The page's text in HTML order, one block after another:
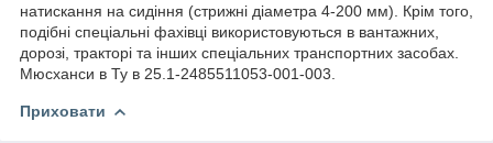
натискання на сидіння (стрижні діаметра 4-200 мм). Крім того,
подібні спеціальні фахівці використовуються в вантажних,
дорозі, тракторі та інших спеціальних транспортних засобах.
Мюсханси в Ту в 25.1-2485511053-001-003.
Приховати